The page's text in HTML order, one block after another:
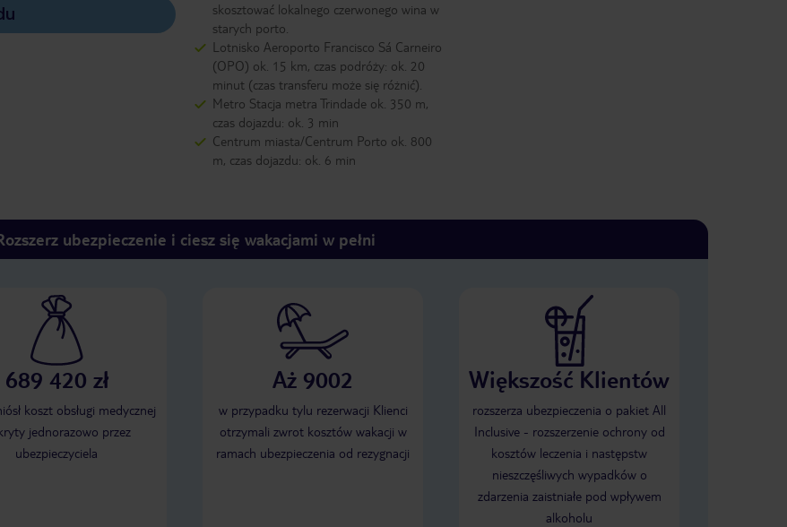
skosztować lokalnego czerwonego wina w
starych porto.
Lotnisko Aeroporto Francisco Sá Carneiro
(OPO) ok. 15 km, czas podróży: ok. 20
minut (czas transferu może się różnić).
Metro Stacja metra Trindade ok. 350 m,
czas dojazdu: ok. 3 min
Centrum miasta/Centrum Porto ok. 800
m, czas dojazdu: ok. 6 min
ubezpieczenie i ciesz się wakacjami w pełni
689 420 zł
koszt obsługi medycznej
jednorazowo przez
ubezpieczyciela
Aż 9002
w przypadku tylu rezerwacji Klienci
otrzymali zwrot kosztów wakacji w
ramach ubezpieczenia od rezygnacji
Większość Klientów
rozszerza ubezpieczenia o pakiet All
Inclusive - rozszerzenie ochrony od
kosztów leczenia i następstw
nieszczęśliwych wypadków o
zdarzenia zaistniałe pod wpływem
alkoholu